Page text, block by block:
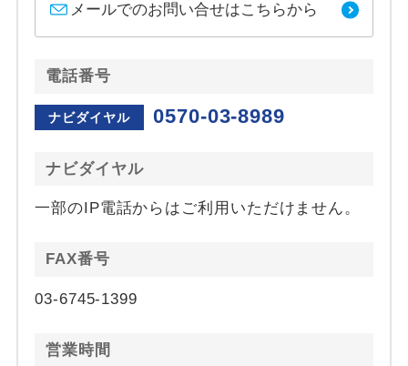
メールでのお問い合せはこちらから
電話番号
ナビダイヤル 0570-03-8989
ナビダイヤル
一部のIP電話からはご利用いただけません。
FAX番号
03-6745-1399
営業時間